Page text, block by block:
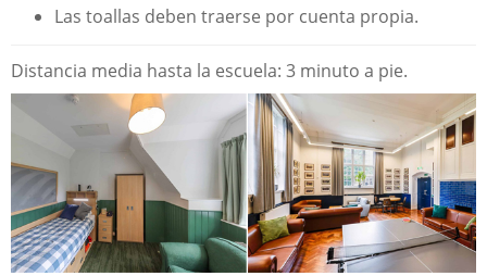
Las toallas deben traerse por cuenta propia.
Distancia media hasta la escuela: 3 minuto a pie.